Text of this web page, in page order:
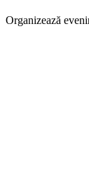
Organizează